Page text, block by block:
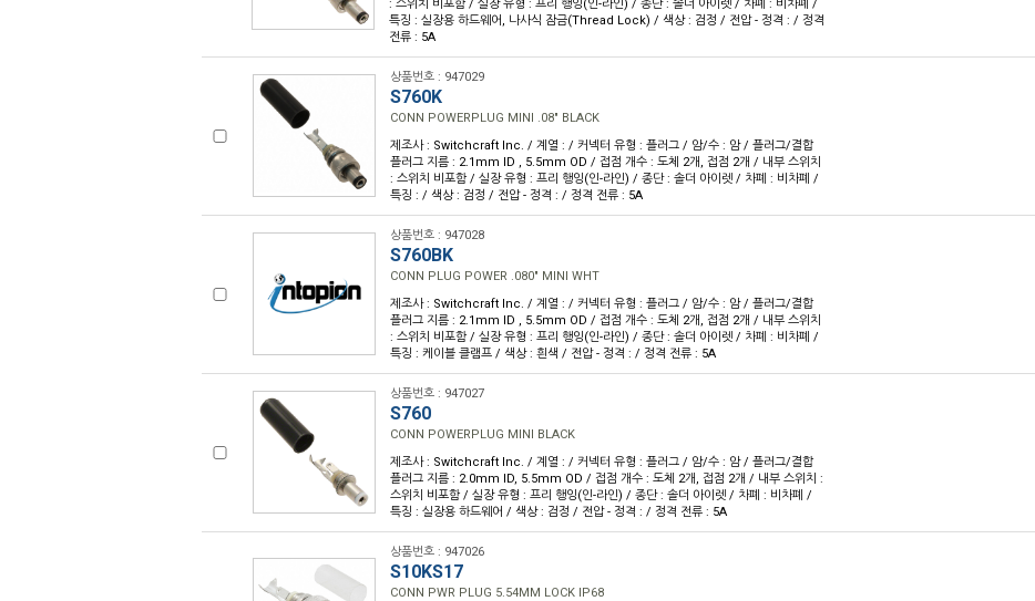
: 스위치 비포함 / 실장 유형 : 프리 행잉(인-라인) / 종단 : 솔더 아이렛 / 차폐 : 비차폐 /
특징 : 실장용 하드웨어, 나사식 잠금(Thread Lock) / 색상 : 검정 / 전압 - 정격 : / 정격
전류 : 5A
상품번호 : 947029
S760K
CONN POWERPLUG MINI .08" BLACK
제조사 : Switchcraft Inc. / 계열 : / 커넥터 유형 : 플러그 / 암/수 : 암 / 플러그/결합
플러그 지름 : 2.1mm ID , 5.5mm OD / 접점 개수 : 도체 2개, 접점 2개 / 내부 스위치
: 스위치 비포함 / 실장 유형 : 프리 행잉(인-라인) / 종단 : 솔더 아이렛 / 차폐 : 비차폐 /
특징 : / 색상 : 검정 / 전압 - 정격 : / 정격 전류 : 5A
상품번호 : 947028
S760BK
CONN PLUG POWER .080" MINI WHT
제조사 : Switchcraft Inc. / 계열 : / 커넥터 유형 : 플러그 / 암/수 : 암 / 플러그/결합
플러그 지름 : 2.1mm ID , 5.5mm OD / 접점 개수 : 도체 2개, 접점 2개 / 내부 스위치
: 스위치 비포함 / 실장 유형 : 프리 행잉(인-라인) / 종단 : 솔더 아이렛 / 차폐 : 비차폐 /
특징 : 케이블 클램프 / 색상 : 흰색 / 전압 - 정격 : / 정격 전류 : 5A
상품번호 : 947027
S760
CONN POWERPLUG MINI BLACK
제조사 : Switchcraft Inc. / 계열 : / 커넥터 유형 : 플러그 / 암/수 : 암 / 플러그/결합
플러그 지름 : 2.0mm ID, 5.5mm OD / 접점 개수 : 도체 2개, 접점 2개 / 내부 스위치 :
스위치 비포함 / 실장 유형 : 프리 행잉(인-라인) / 종단 : 솔더 아이렛 / 차폐 : 비차폐 /
특징 : 실장용 하드웨어 / 색상 : 검정 / 전압 - 정격 : / 정격 전류 : 5A
상품번호 : 947026
S10KS17
CONN PWR PLUG 5.54MM LOCK IP68